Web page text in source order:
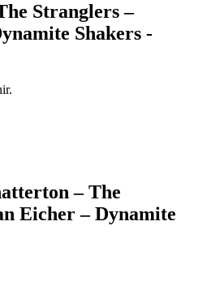
Stranglers –
Shakers -
– The
Eicher – Dynamite